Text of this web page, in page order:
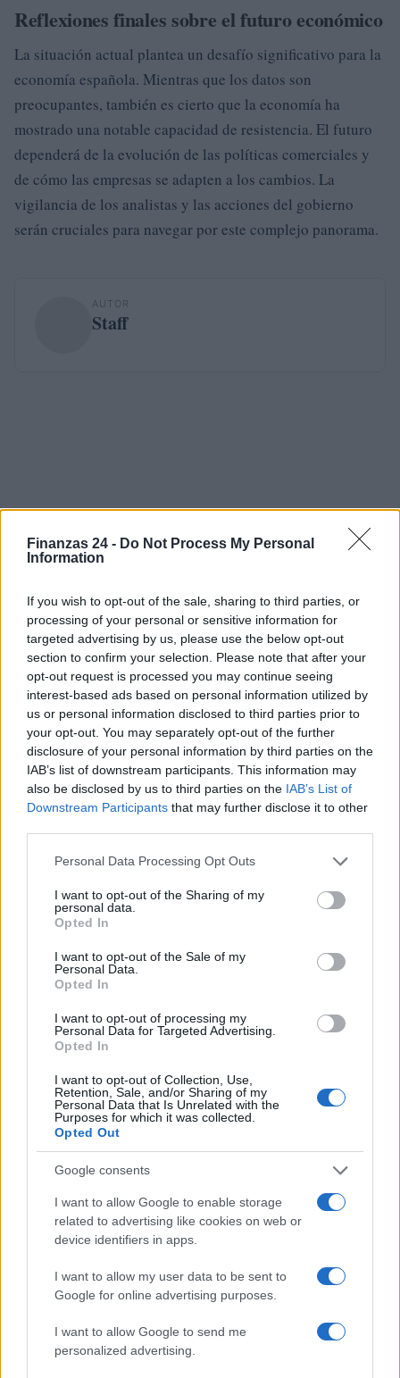
Finanzas 24 - Do Not Process My Personal
Information
If you wish to opt-out of the sale, sharing to third parties, or
processing of your personal or sensitive information for
targeted advertising by us, please use the below opt-out
section to confirm your selection. Please note that after your
opt-out request is processed you may continue seeing
interest-based ads based on personal information utilized by
us or personal information disclosed to third parties prior to
your opt-out. You may separately opt-out of the further
disclosure of your personal information by third parties on the
IAB’s list of downstream participants. This information may
also be disclosed by us to third parties on the IAB’s List of
Downstream Participants that may further disclose it to other
Please note that this website/app uses one or more Google
not limited to your visit or usage behaviour. You may click to
grant or deny consent to Google and its third-party tags to
use your data for below specified purposes in below Google
consent section.
Personal Data Processing Opt Outs
I want to opt-out of the Sharing of my
personal data.
Opted In
I want to opt-out of the Sale of my
Personal Data.
Opted In
I want to opt-out of processing my
Personal Data for Targeted Advertising.
Opted In
I want to opt-out of Collection, Use,
Retention, Sale, and/or Sharing of my
Personal Data that Is Unrelated with the
Purposes for which it was collected.
Opted Out
Google consents
I want to allow Google to enable storage
related to advertising like cookies on web or
device identifiers in apps.
I want to allow my user data to be sent to
Google for online advertising purposes.
I want to allow Google to send me
personalized advertising.
Reflexiones finales sobre el futuro económico
La situación actual plantea un desafío significativo para la
economía española. Mientras que los datos son
preocupantes, también es cierto que la economía ha
mostrado una notable capacidad de resistencia. El futuro
dependerá de la evolución de las políticas comerciales y
de cómo las empresas se adapten a los cambios. La
vigilancia de los analistas y las acciones del gobierno
serán cruciales para navegar por este complejo panorama.
AUTOR
Staff
Sigue leyendo
FINANZAS
Intervención conjunta de Japón y EE.UU. para frenar la caída
Marta Ruiz · 7 Ago 2026